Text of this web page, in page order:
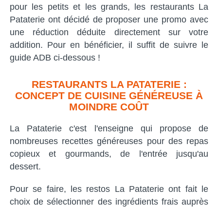
pour les petits et les grands, les restaurants La
Pataterie ont décidé de proposer une promo avec
une réduction déduite directement sur votre
addition. Pour en bénéficier, il suffit de suivre le
guide ADB ci-dessous !
RESTAURANTS LA PATATERIE :
CONCEPT DE CUISINE GÉNÉREUSE À
MOINDRE COÛT
La Pataterie c'est l'enseigne qui propose de
nombreuses recettes généreuses pour des repas
copieux et gourmands, de l'entrée jusqu'au
dessert.
Pour se faire, les restos La Pataterie ont fait le
choix de sélectionner des ingrédients frais auprès